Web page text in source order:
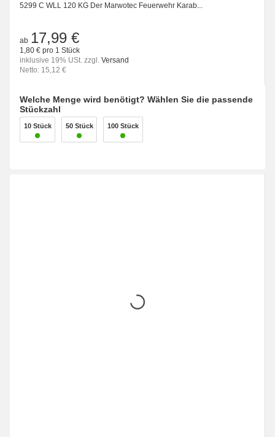
5299 C WLL 120 KG Der Marwotec Feuerwehr Karab...
ab 17,99 €
1,80 € pro 1 Stück
inklusive 19% USt. zzgl. Versand
Netto: 15,12 €
Welche Menge wird benötigt? Wählen Sie die passende
Stückzahl
10 Stück 50 Stück 100 Stück